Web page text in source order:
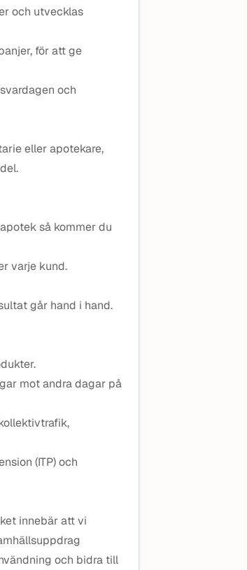
och utvecklas
för att ge
och
eller apotekare,
så kommer du
varje kund.
går hand i hand.
mot andra dagar på
(ITP) och
innebär att vi
och bidra till